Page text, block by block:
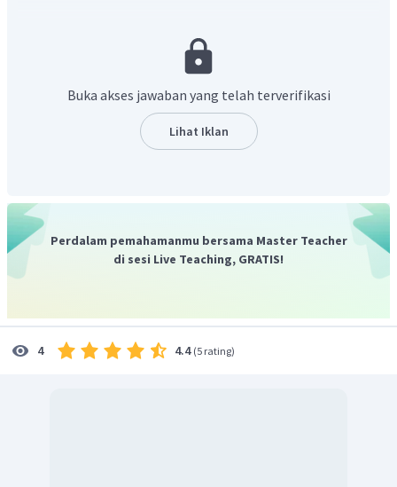
Jadi, jawaban yang tepat adalah E.
Buka akses jawaban yang telah terverifikasi
Lihat Iklan
Perdalam pemahamanmu bersama Master Teacher
di sesi Live Teaching, GRATIS!
4 4.4 (5 rating)